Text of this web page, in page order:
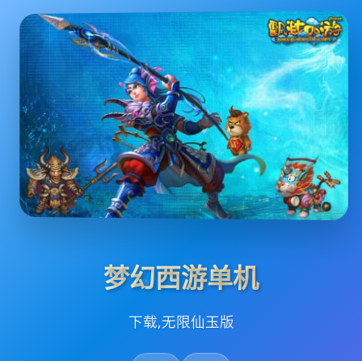
梦幻西游单机
下载,无限仙玉版